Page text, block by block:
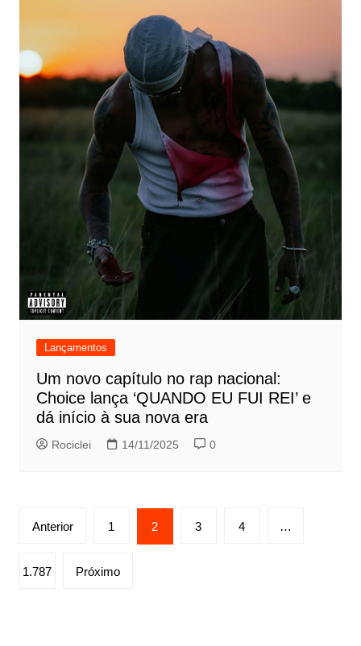
Lançamentos
Um novo capítulo no rap nacional:
Choice lança ‘QUANDO EU FUI REI’ e
dá início à sua nova era
Rociclei 14/11/2025 0
Paginação
posts
Anterior 1 2 3 4 …
1.787 Próximo